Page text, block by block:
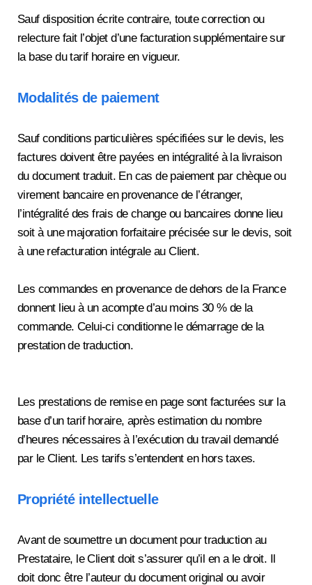
Sauf disposition écrite contraire, toute correction ou
relecture fait l’objet d’une facturation supplémentaire sur
la base du tarif horaire en vigueur.
Modalités de paiement
Sauf conditions particulières spécifiées sur le devis, les
factures doivent être payées en intégralité à la livraison
du document traduit. En cas de paiement par chèque ou
virement bancaire en provenance de l’étranger,
l’intégralité des frais de change ou bancaires donne lieu
soit à une majoration forfaitaire précisée sur le devis, soit
à une refacturation intégrale au Client.
Les commandes en provenance de dehors de la France
donnent lieu à un acompte d’au moins 30 % de la
commande. Celui-ci conditionne le démarrage de la
prestation de traduction.
Les prestations de remise en page sont facturées sur la
base d’un tarif horaire, après estimation du nombre
d’heures nécessaires à l’exécution du travail demandé
par le Client. Les tarifs s’entendent en hors taxes.
Propriété intellectuelle
Avant de soumettre un document pour traduction au
Prestataire, le Client doit s’assurer qu’il en a le droit. Il
doit donc être l’auteur du document original ou avoir